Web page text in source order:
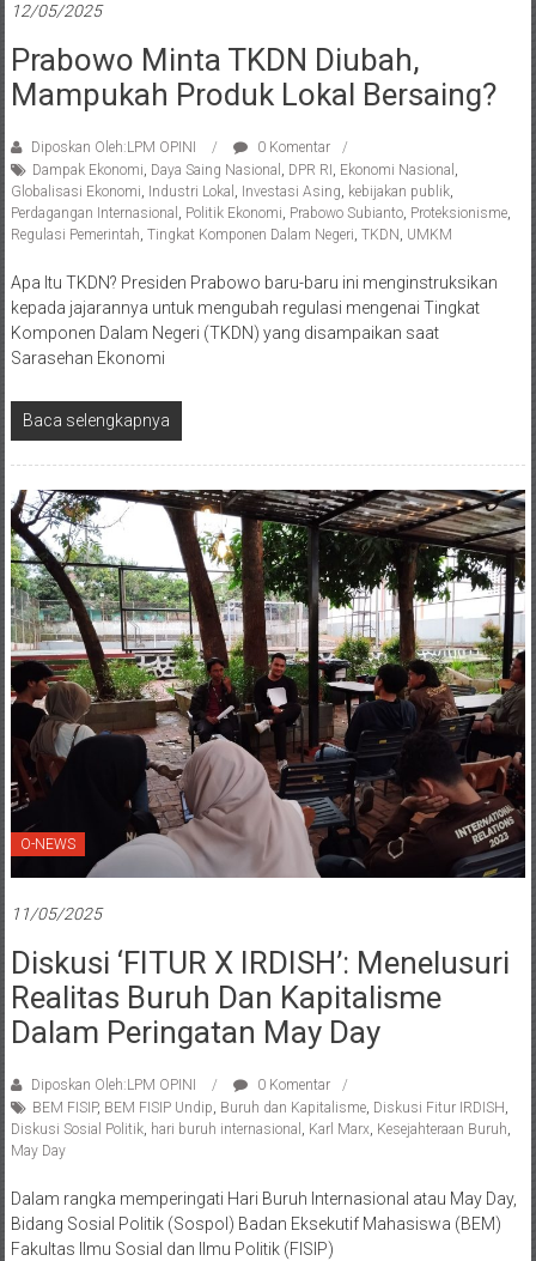
12/05/2025
Prabowo Minta TKDN Diubah,
Mampukah Produk Lokal Bersaing?
Diposkan Oleh:LPM OPINI
0 Komentar
Dampak Ekonomi, Daya Saing Nasional , DPR RI , Ekonomi Nasional ,
Globalisasi Ekonomi, Industri Lokal , Investasi Asing, kebijakan publik,
Perdagangan Internasional , Politik Ekonomi, Prabowo Subianto, Proteksionisme,
Regulasi Pemerintah, Tingkat Komponen Dalam Negeri, TKDN , UMKM
Apa Itu TKDN? Presiden Prabowo baru-baru ini menginstruksikan
kepada jajarannya untuk mengubah regulasi mengenai Tingkat
Komponen Dalam Negeri (TKDN) yang disampaikan saat
Sarasehan Ekonomi
Baca selengkapnya
O-NEWS
11/05/2025
Diskusi ‘FITUR X IRDISH’: Menelusuri
Realitas Buruh Dan Kapitalisme
Dalam Peringatan May Day
Diposkan Oleh:LPM OPINI
0 Komentar
BEM FISIP, BEM FISIP Undip, Buruh dan Kapitalisme, Diskusi Fitur IRDISH,
Diskusi Sosial Politik, hari buruh internasional , Karl Marx, Kesejahteraan Buruh,
May Day
Dalam rangka memperingati Hari Buruh Internasional atau May Day,
Bidang Sosial Politik (Sospol) Badan Eksekutif Mahasiswa (BEM)
Fakultas Ilmu Sosial dan Ilmu Politik (FISIP)